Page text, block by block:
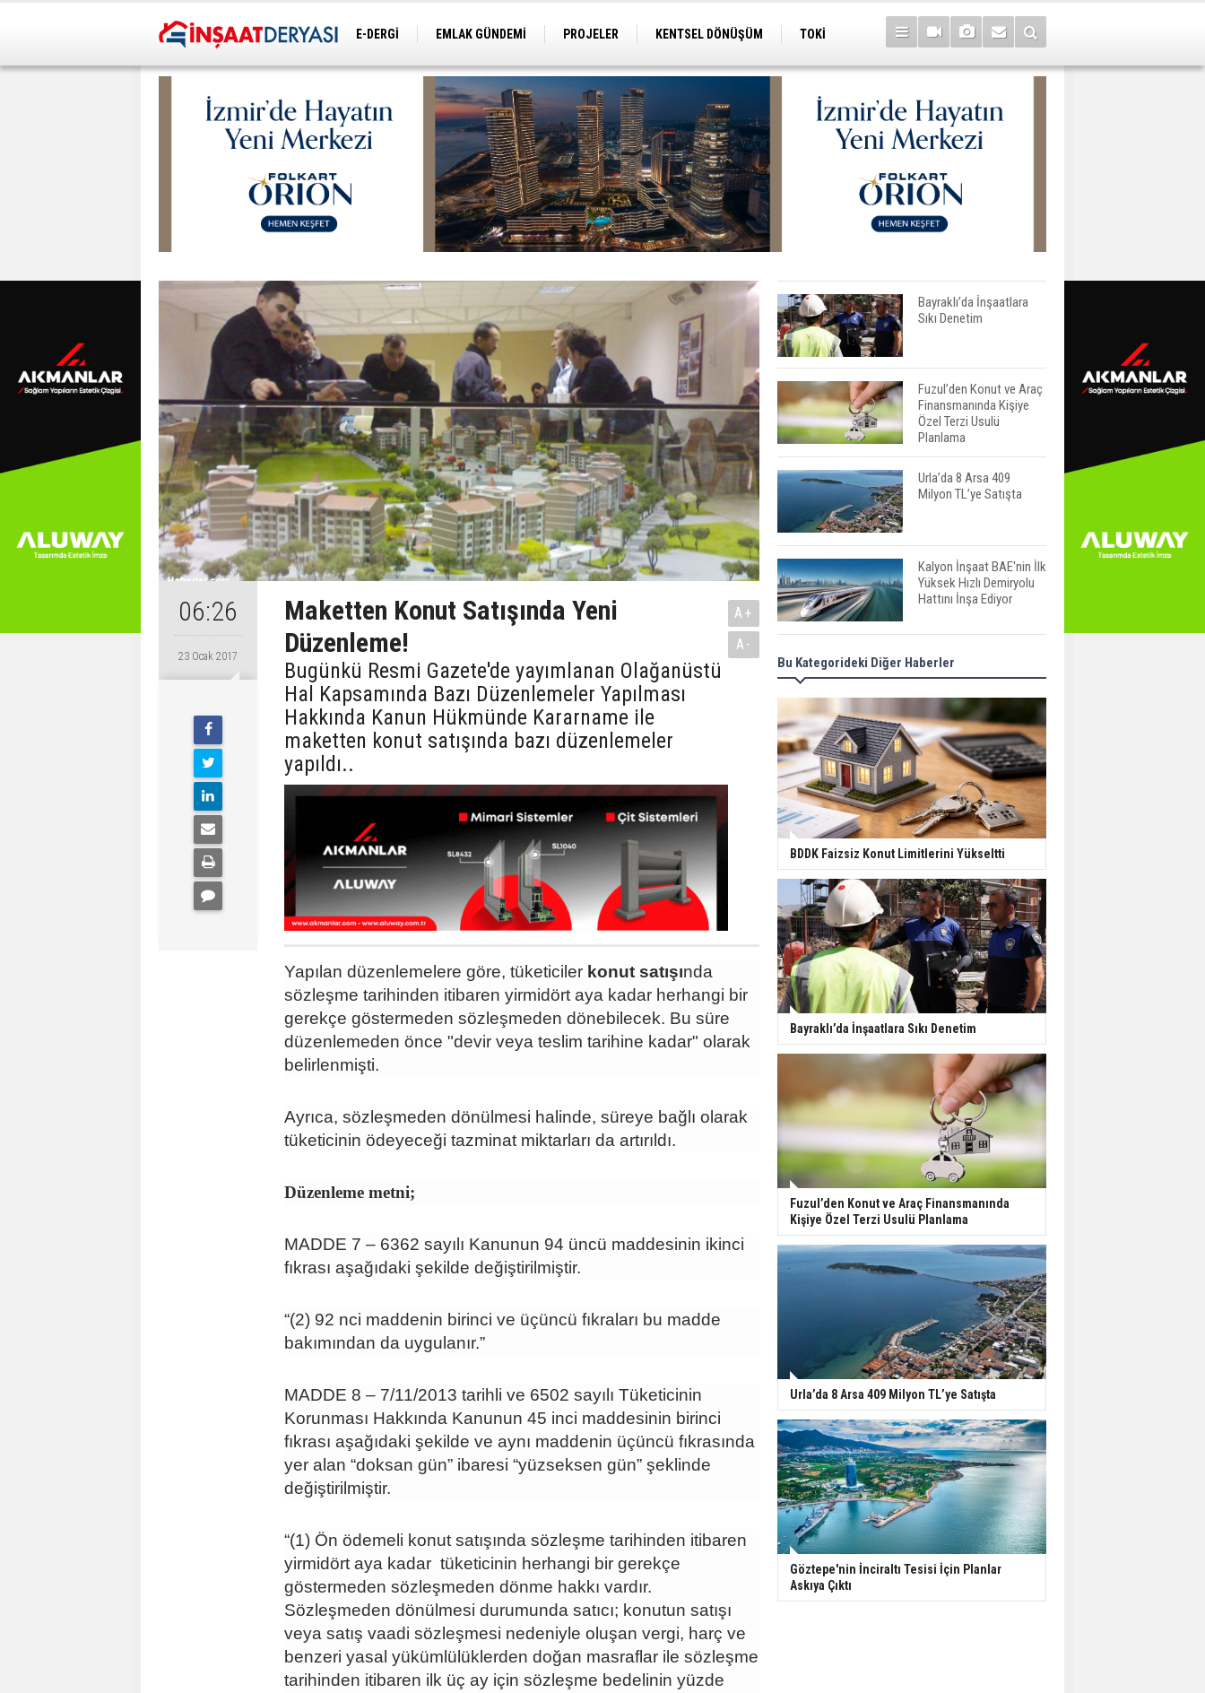
E-DERGİ EMLAK GÜNDEMİ PROJELER KENTSEL DÖNÜŞÜM
TOKİ
06:26
23 Ocak 2017
Maketten Konut Satışında Yeni
Düzenleme!
Bugünkü Resmi Gazete'de yayımlanan Olağanüstü
Hal Kapsamında Bazı Düzenlemeler Yapılması
Hakkında Kanun Hükmünde Kararname ile
maketten konut satışında bazı düzenlemeler
yapıldı..
A+
A-
Yapılan düzenlemelere göre, tüketiciler konut satışında
sözleşme tarihinden itibaren yirmidört aya kadar herhangi bir
gerekçe göstermeden sözleşmeden dönebilecek. Bu süre
düzenlemeden önce "devir veya teslim tarihine kadar" olarak
belirlenmişti.
Ayrıca, sözleşmeden dönülmesi halinde, süreye bağlı olarak
tüketicinin ödeyeceği tazminat miktarları da artırıldı.
Düzenleme metni;
MADDE 7 – 6362 sayılı Kanunun 94 üncü maddesinin ikinci
fıkrası aşağıdaki şekilde değiştirilmiştir.
“(2) 92 nci maddenin birinci ve üçüncü fıkraları bu madde
bakımından da uygulanır.”
MADDE 8 – 7/11/2013 tarihli ve 6502 sayılı Tüketicinin
Korunması Hakkında Kanunun 45 inci maddesinin birinci
fıkrası aşağıdaki şekilde ve aynı maddenin üçüncü fıkrasında
yer alan “doksan gün” ibaresi “yüzseksen gün” şeklinde
değiştirilmiştir.
“(1) Ön ödemeli konut satışında sözleşme tarihinden itibaren
yirmidört aya kadar tüketicinin herhangi bir gerekçe
göstermeden sözleşmeden dönme hakkı vardır.
Sözleşmeden dönülmesi durumunda satıcı; konutun satışı
veya satış vaadi sözleşmesi nedeniyle oluşan vergi, harç ve
benzeri yasal yükümlülüklerden doğan masraflar ile sözleşme
tarihinden itibaren ilk üç ay için sözleşme bedelinin yüzde
Bayraklı’da İnşaatlara
Sıkı Denetim
Fuzul’den Konut ve Araç
Finansmanında Kişiye
Özel Terzi Usulü
Planlama
Urla’da 8 Arsa 409
Milyon TL’ye Satışta
Kalyon İnşaat BAE'nin İlk
Yüksek Hızlı Demiryolu
Hattını İnşa Ediyor
ABD'de Konut Kredisi
Faizi Son Bir Yılın En
TOKİ 51 İlde 540 Konut
ve İş Yerini Satışa
Sunuyor
Yatırımcıların Bina Tercihi
Değişiyor: Dijital Altyapı
Öne Çıkıyor
TOKİ'nin Kiralık Sosyal
Konut Modeli Kiraları
Düşürür Mü?
İkinci El Konut Fiyatları
İspanya'da Bir Yılda
Yüzde 16,2 Arttı
Konut Satışları Güçlü
Seyrini Korudu Yabancıya
Satış Geriledi
Bu Kategorideki Diğer Haberler
BDDK Faizsiz Konut Limitlerini Yükseltti
Bayraklı’da İnşaatlara Sıkı Denetim
Fuzul’den Konut ve Araç Finansmanında
Kişiye Özel Terzi Usulü Planlama
Urla’da 8 Arsa 409 Milyon TL’ye Satışta
Göztepe'nin İnciraltı Tesisi İçin Planlar
Askıya Çıktı